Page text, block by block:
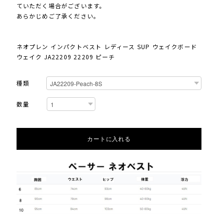
ていただく場合がございます。
あらかじめご了承ください。
ネオプレン インパクトベスト レディース SUP ウェイクボード
ウェイク JA22209 22209 ピーチ
種類
数量
カートに入れる